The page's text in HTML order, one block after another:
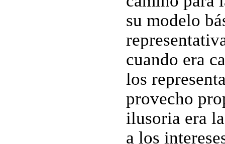
su modelo
cuando era
los
provecho
ilusoria era
a los